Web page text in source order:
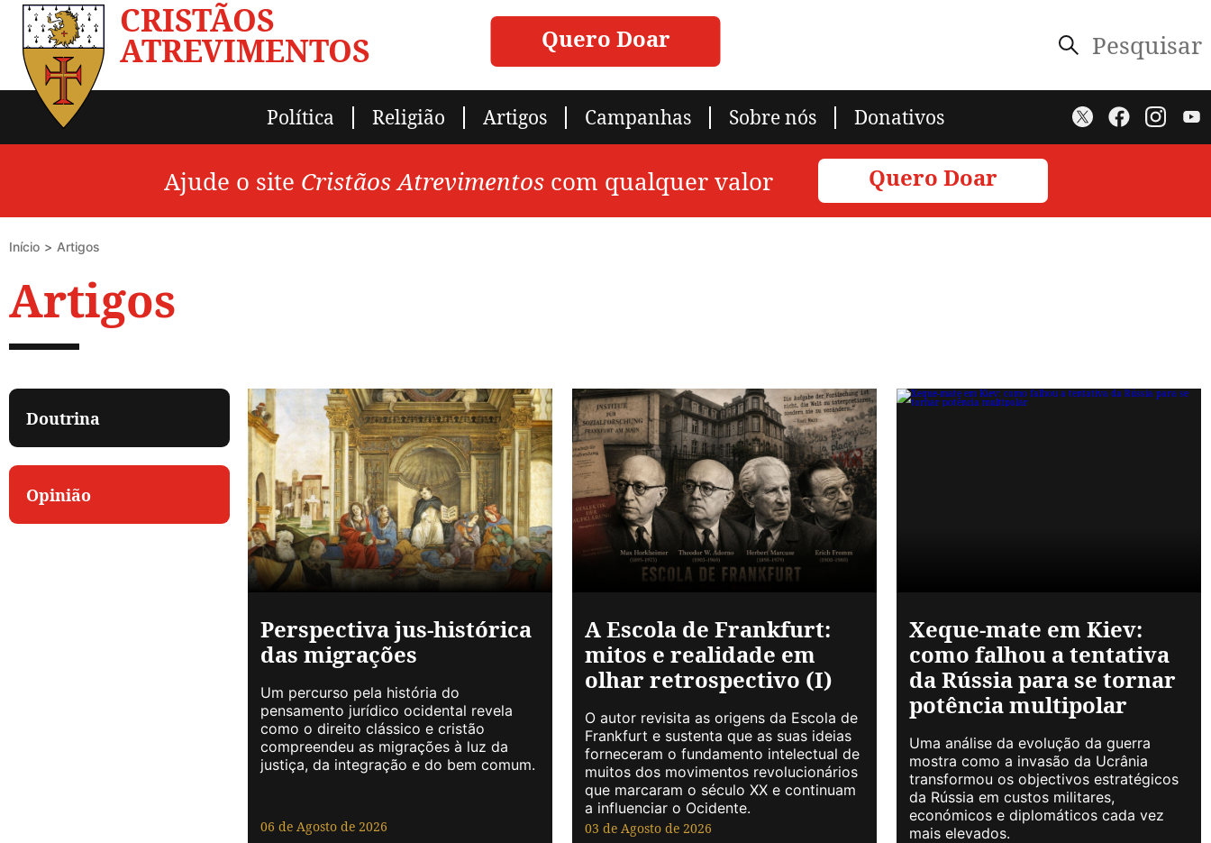
CRISTÃOS
ATREVIMENTOS Quero Doar Pesquisar
Política Religião Artigos Campanhas Sobre nós Donativos
Ajude o site Cristãos Atrevimentoscom qualquer valor Quero Doar
Início Artigos
Artigos
Doutrina
Opinião
Perspectiva jus-histórica
das migrações
Um percurso pela história do
pensamento jurídico ocidental revela
como o direito clássico e cristão
compreendeu as migrações à luz da
justiça, da integração e do bem comum.
06 de Agosto de 2026
A Escola de Frankfurt:
mitos e realidade em
olhar retrospectivo (I)
O autor revisita as origens da Escola de
Frankfurt e sustenta que as suas ideias
forneceram o fundamento intelectual de
muitos dos movimentos revolucionários
que marcaram o século XX e continuam
a influenciar o Ocidente.
03 de Agosto de 2026
Xeque-mate em Kiev:
como falhou a tentativa
da Rússia para se tornar
potência multipolar
Uma análise da evolução da guerra
mostra como a invasão da Ucrânia
transformou os objectivos estratégicos
da Rússia em custos militares,
económicos e diplomáticos cada vez
mais elevados.